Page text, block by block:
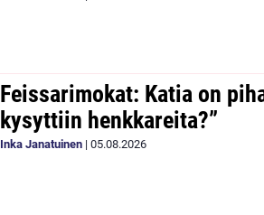
Feissarimokat: Katia on
kysyttiin henkkareita?”
Inka Janatuinen | 05.08.2026